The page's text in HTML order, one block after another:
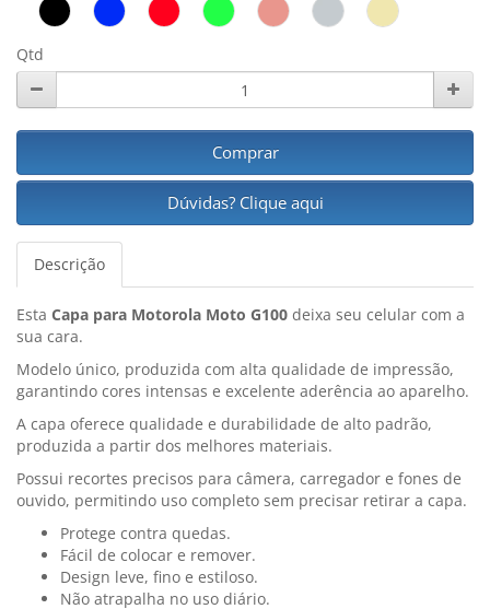
Qtd
Comprar
Dúvidas? Clique aqui
Descrição
Esta Capa para Motorola Moto G100 deixa seu celular com a
sua cara.
Modelo único, produzida com alta qualidade de impressão,
garantindo cores intensas e excelente aderência ao aparelho.
A capa oferece qualidade e durabilidade de alto padrão,
produzida a partir dos melhores materiais.
Possui recortes precisos para câmera, carregador e fones de
ouvido, permitindo uso completo sem precisar retirar a capa.
Protege contra quedas.
Fácil de colocar e remover.
Design leve, fino e estiloso.
Não atrapalha no uso diário.